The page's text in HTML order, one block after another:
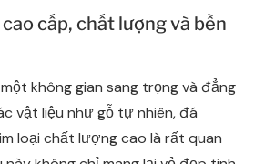
cấp, chất lượng và bền
không gian sang trọng và đẳng
vật liệu như gỗ tự nhiên, đá
loại chất lượng cao là rất quan